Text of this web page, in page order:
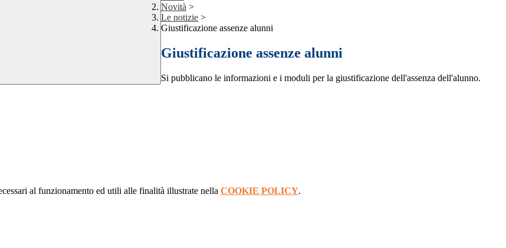
Novità >
Le notizie >
Giustificazione assenze alunni
Giustificazione assenze alunni
Si pubblicano le informazioni e i moduli per la giustificazione dell'assenza dell'alunno.
al funzionamento ed utili alle finalità illustrate nella COOKIE POLICY.